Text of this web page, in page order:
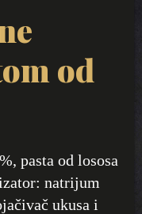
od
, pasta od lososa
natrijum
ukusa i